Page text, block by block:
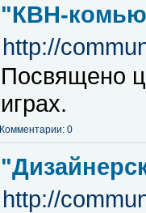
"КВН-
http://
Посвящено
играх.
Комментарии: 0
http://